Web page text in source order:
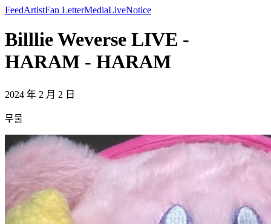
FeedArtistFan LetterMediaLiveNotice
Billlie Weverse LIVE -
HARAM - HARAM
2024 年 2 月 2 日
무물